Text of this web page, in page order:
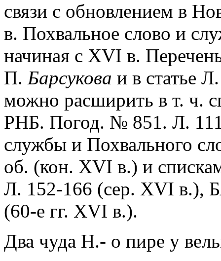
связи с обновлением в
в. Похвальное слово и
начиная с XVI в.
П. Барсукова и в статье
можно расширить в т. ч.
РНБ. Погод. № 851. Л.
службы и Похвального
об. (кон. XVI в.) и
Л. 152-166 (сер. XVI в.),
(60-е гг. XVI в.).
Два чуда Н.- о пире у